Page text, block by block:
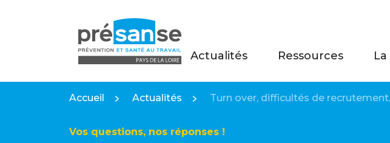
Actualités Ressources
Vos questions, nos réponses !
Accueil Actualités Turn over, difficultés de